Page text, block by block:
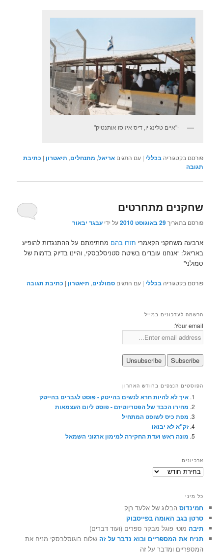
-"איים טלינג יו, דיס איז סו אותנטיק"
פורסם בקטגוריה בכללי |עם התגים אריאל, מתנחלים, תיאטרון | כתיבת
תגובה
שחקנים מתחרטים
פורסם בתאריך29 באוגוסט 2010 על ידיעבגד יבאור
ארבעה משחקני הקאמרי חזרו בהם מחתימתם על ההתנגדות להופיע
באריאל: “אנחנו עובדים בשיטת סטניסלבסקי, והיינו בדיוק בדמות של
סמולני”
פורסם בקטגוריה בכללי |עם התגים סמולנים, תיאטרון | כתיבת תגובה
הרשמה לעדכונים במייל
Your email:
הפוסטים הנצפים בחודש האחרון
איך לא להיות חרא לנשים בהייטק - פוסט לגברים בהייטק
מחירו הכבד של הפטריוטיזם - פוסט ליום העצמאות
מפת כיס לשופט המתחיל
זק"א לא יבואו
מונה ראש ועדת החקירה למימון ארגוני השמאל
ארכיונים
ארכיונים
כל מיני
חמינדוס הבלוג של אלעד רוֶק
סרטן בגב האומה בפייסבוק
תיבה מוטי פוגל מבקר ספרים (ועוד דברים)
תניח את המספריים ובוא נדבר על זה שלום בוגוסלבסקי מניח את
המספריים ומדבר על זה